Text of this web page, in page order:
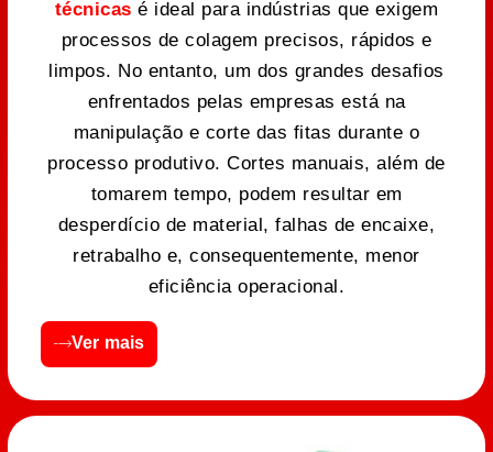
técnicas é ideal para indústrias que exigem
processos de colagem precisos, rápidos e
limpos. No entanto, um dos grandes desafios
enfrentados pelas empresas está na
manipulação e corte das fitas durante o
processo produtivo. Cortes manuais, além de
tomarem tempo, podem resultar em
desperdício de material, falhas de encaixe,
retrabalho e, consequentemente, menor
eficiência operacional.
Ver mais